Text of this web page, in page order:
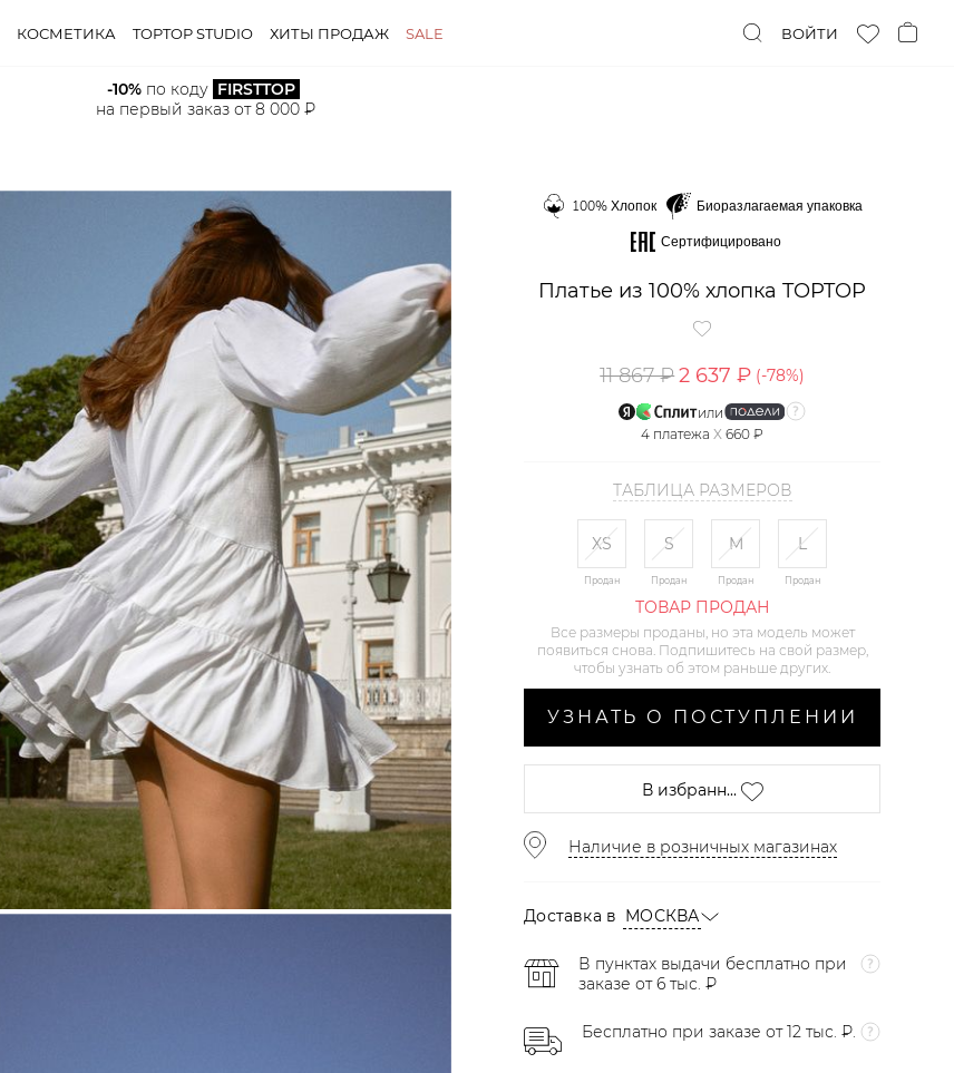
КОСМЕТИКА TOPTOP STUDIO ХИТЫ ПРОДАЖ SALE ВОЙТИ
-10% по коду FIRSTTOP
на первый заказ от 8 000 ₽
100% Хлопок
Биоразлагаемая упаковка
Сертифицировано
Платье из 100% хлопка TOPTOP
11 867 ₽2 637 ₽ (-78%)
или
4 платежаX 660 ₽
ТАБЛИЦА РАЗМЕРОВ
XS
Продан
S
Продан
M
Продан
L
Продан
ТОВАР ПРОДАН
Все размеры проданы, но эта модель может
появиться снова. Подпишитесь на свой размер,
чтобы узнать об этом раньше других.
УЗНАТЬ О ПОСТУПЛЕНИИ
В избранн...
Наличие в розничных магазинах
Доставка в МОСКВА
В пунктах выдачи бесплатно при
заказе от 6 тыс. ₽
Бесплатно при заказе от 12 тыс. ₽.